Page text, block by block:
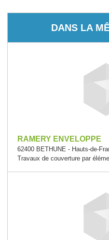
DANS LA
RAMERY ENVELOPPE
62400 BETHUNE - Hauts-de-
Travaux de couverture par